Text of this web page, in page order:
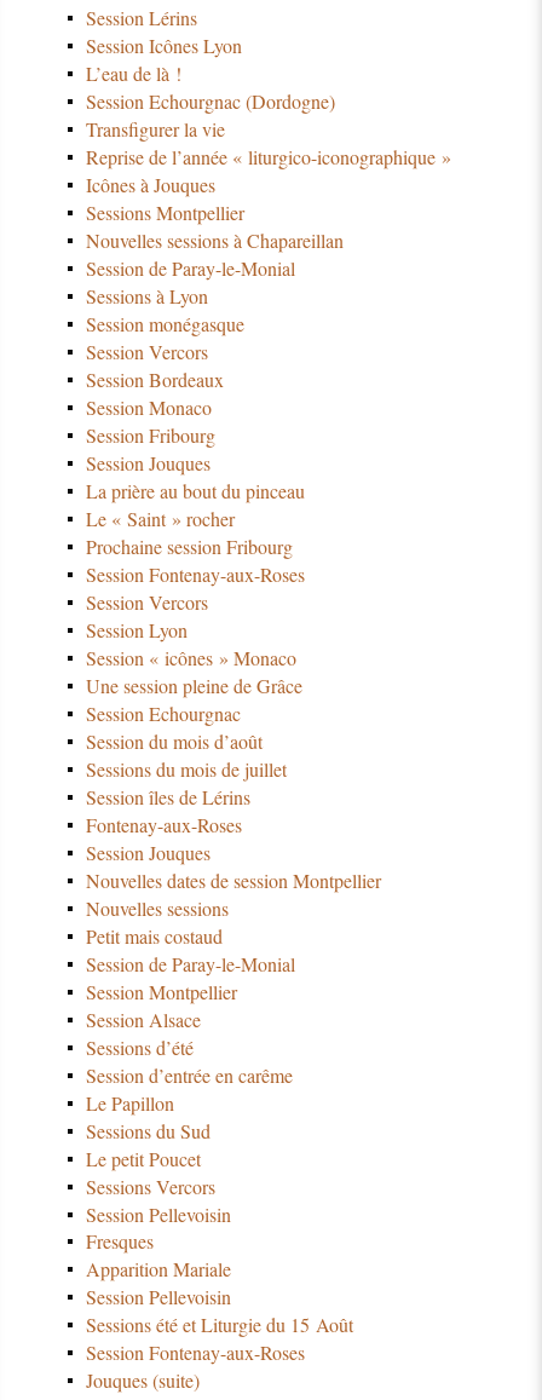
Session Lérins
Session Icônes Lyon
L’eau de là !
Session Echourgnac (Dordogne)
Transfigurer la vie
Reprise de l’année « liturgico-iconographique »
Icônes à Jouques
Sessions Montpellier
Nouvelles sessions à Chapareillan
Session de Paray-le-Monial
Sessions à Lyon
Session monégasque
Session Vercors
Session Bordeaux
Session Monaco
Session Fribourg
Session Jouques
La prière au bout du pinceau
Le « Saint » rocher
Prochaine session Fribourg
Session Fontenay-aux-Roses
Session Vercors
Session Lyon
Session « icônes » Monaco
Une session pleine de Grâce
Session Echourgnac
Session du mois d’août
Sessions du mois de juillet
Session îles de Lérins
Fontenay-aux-Roses
Session Jouques
Nouvelles dates de session Montpellier
Nouvelles sessions
Petit mais costaud
Session de Paray-le-Monial
Session Montpellier
Session Alsace
Sessions d’été
Session d’entrée en carême
Le Papillon
Sessions du Sud
Le petit Poucet
Sessions Vercors
Session Pellevoisin
Fresques
Apparition Mariale
Session Pellevoisin
Sessions été et Liturgie du 15 Août
Session Fontenay-aux-Roses
Jouques (suite)